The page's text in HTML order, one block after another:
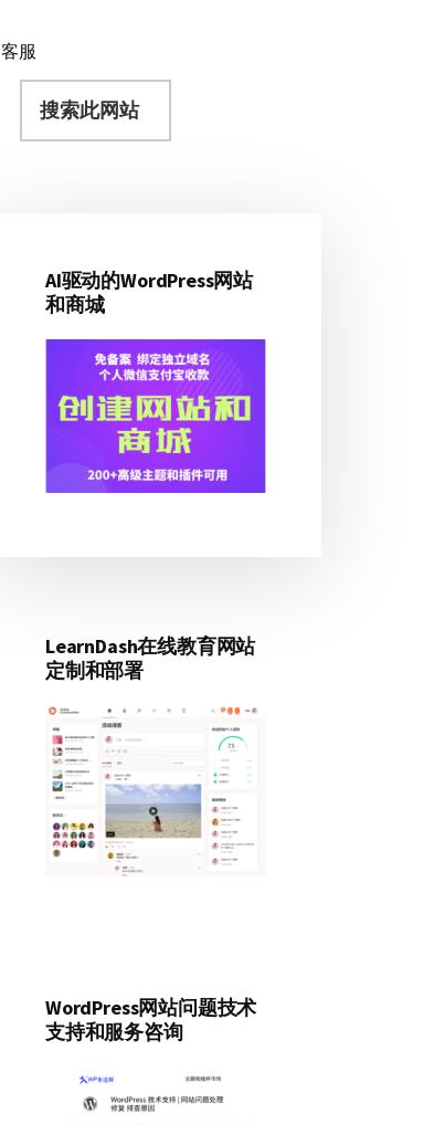
客服
AI驱动的WordPress网站
和商城
LearnDash在线教育网站
定制和部署
WordPress网站问题技术
支持和服务咨询